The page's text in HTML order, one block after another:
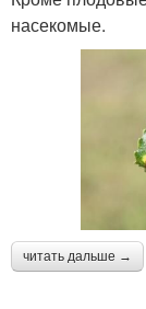
насекомые.
читать дальше →